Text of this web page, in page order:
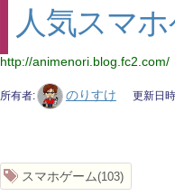
人気スマ
http://animenori.blog.fc2.com/
所有者 のりすけ 更新日時
スマホゲーム 103